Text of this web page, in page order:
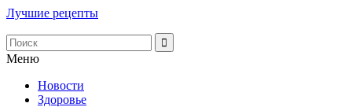
Лучшие рецепты
Меню
Новости
Здоровье